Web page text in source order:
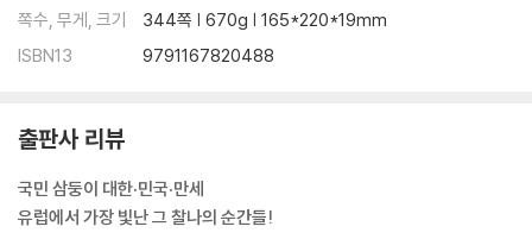
쪽수, 무게, 크기
344쪽 | 670g | 165*220*19mm
ISBN13
9791167820488
출판사 리뷰
국민 삼둥이 대한·민국·만세
유럽에서 가장 빛난 그 찰나의 순간들!